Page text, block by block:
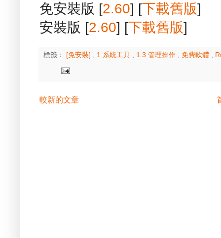
免安裝版 [2.60] [下載舊版]
安裝版 [2.60] [下載舊版]
標籤： [免安裝] 1 系統工具 1.3 管理操作 免費軟體
較新的文章